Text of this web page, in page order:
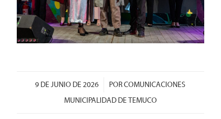
9 DE JUNIO DE 2026
/ PORCOMUNICACIONES
MUNICIPALIDAD DE TEMUCO